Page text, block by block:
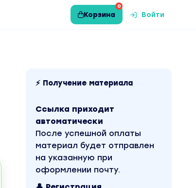
0
Корзина Войти
⚡ Получение материала
Ссылка приходит
автоматически
После успешной оплаты
материал будет отправлен
на указанную при
оформлении почту.